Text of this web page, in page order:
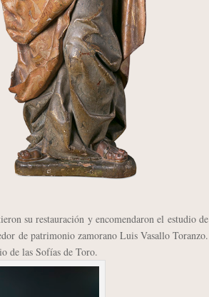
su restauración y encomendaron el estudio de
de patrimonio zamorano Luis Vasallo Toranzo.
de las Sofías de Toro.